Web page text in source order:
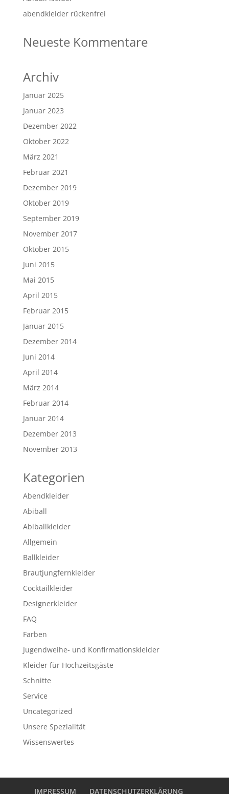
abendkleider rückenfrei
Neueste Kommentare
Archiv
Januar 2025
Januar 2023
Dezember 2022
Oktober 2022
März 2021
Februar 2021
Dezember 2019
Oktober 2019
September 2019
November 2017
Oktober 2015
Juni 2015
Mai 2015
April 2015
Februar 2015
Januar 2015
Dezember 2014
Juni 2014
April 2014
März 2014
Februar 2014
Januar 2014
Dezember 2013
November 2013
Kategorien
Abendkleider
Abiball
Abiballkleider
Allgemein
Ballkleider
Brautjungfernkleider
Cocktailkleider
Designerkleider
FAQ
Farben
Jugendweihe- und Konfirmationskleider
Kleider für Hochzeitsgäste
Schnitte
Service
Uncategorized
Unsere Spezialität
Wissenswertes
IMPRESSUM DATENSCHUTZERKLÄRUNG